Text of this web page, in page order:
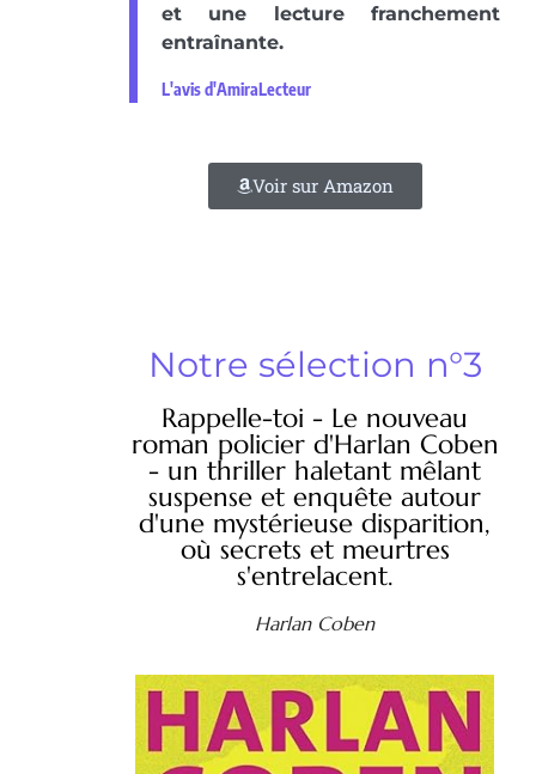
et une lecture franchement
entraînante.
L'avis d'AmiraLecteur
Voir sur Amazon
Notre sélection n°3
Rappelle-toi - Le nouveau
roman policier d'Harlan Coben
- un thriller haletant mêlant
suspense et enquête autour
d'une mystérieuse disparition,
où secrets et meurtres
s'entrelacent.
Harlan Coben